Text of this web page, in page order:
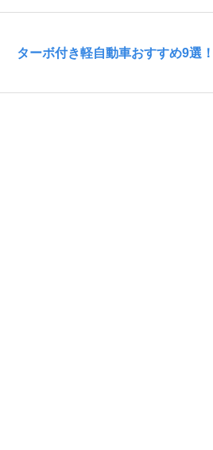
ターボ付き軽自動車おすすめ9選